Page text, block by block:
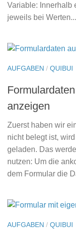
Variable: Innerhalb
jeweils bei Werten...
AUFGABEN / QUIBUI
anzeigen
Zuerst haben wir
nicht belegt ist,
geladen. Das
nutzen: Um die
dem Formular die
AUFGABEN / QUIBUI